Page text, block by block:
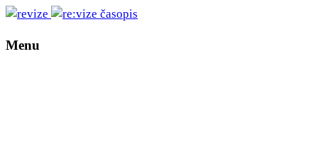
Menu